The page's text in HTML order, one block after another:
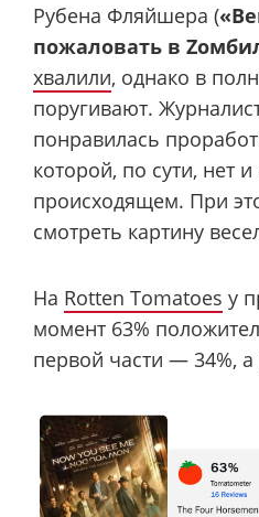
Рубена Фляйшера (
пожаловать в
хвалили, однако в
поругивают.
понравилась
которой, по сути, нет
происходящем. При
смотреть картину
На Rotten Tomatoes у
момент 63%
первой части — 34%,